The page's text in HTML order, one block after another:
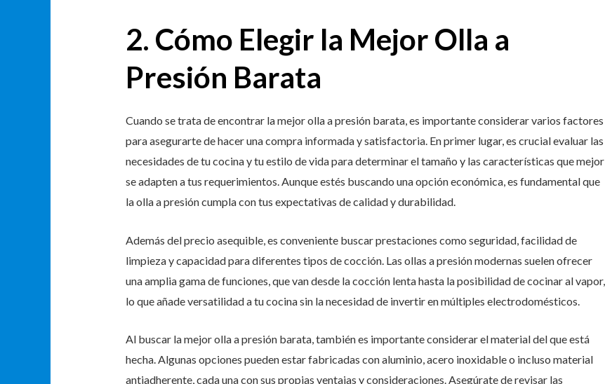
2. Cómo Elegir la Mejor Olla a
Presión Barata
Cuando se trata de encontrar la mejor olla a presión barata, es importante considerar varios factores
para asegurarte de hacer una compra informada y satisfactoria. En primer lugar, es crucial evaluar las
necesidades de tu cocina y tu estilo de vida para determinar el tamaño y las características que mejor
se adapten a tus requerimientos. Aunque estés buscando una opción económica, es fundamental que
la olla a presión cumpla con tus expectativas de calidad y durabilidad.
Además del precio asequible, es conveniente buscar prestaciones como seguridad, facilidad de
limpieza y capacidad para diferentes tipos de cocción. Las ollas a presión modernas suelen ofrecer
una amplia gama de funciones, que van desde la cocción lenta hasta la posibilidad de cocinar al vapor,
lo que añade versatilidad a tu cocina sin la necesidad de invertir en múltiples electrodomésticos.
Al buscar la mejor olla a presión barata, también es importante considerar el material del que está
hecha. Algunas opciones pueden estar fabricadas con aluminio, acero inoxidable o incluso material
antiadherente, cada una con sus propias ventajas y consideraciones. Asegúrate de revisar las